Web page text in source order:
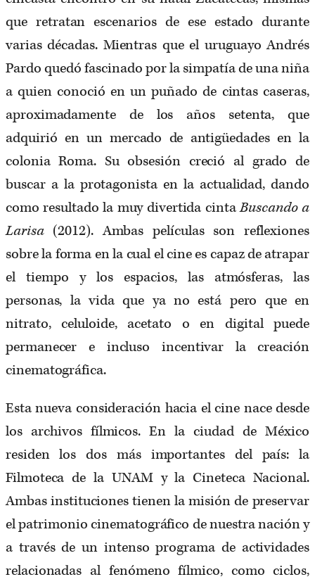
que retratan escenarios de ese estado durante
varias décadas. Mientras que el uruguayo Andrés
Pardo quedó fascinado por la simpatía de una niña
a quien conoció en un puñado de cintas caseras,
aproximadamente de los años setenta, que
adquirió en un mercado de antigüedades en la
colonia Roma. Su obsesión creció al grado de
buscar a la protagonista en la actualidad, dando
como resultado la muy divertida cintaBuscando a
Larisa(2012). Ambas películas son reflexiones
sobre la forma en la cual el cine es capaz de atrapar
el tiempo y los espacios, las atmósferas, las
personas, la vida que ya no está pero que en
nitrato, celuloide, acetato o en digital puede
permanecer e incluso incentivar la creación
cinematográfica.
Esta nueva consideración hacia el cine nace desde
los archivos fílmicos. En la ciudad de México
residen los dos más importantes del país: la
Filmoteca de la UNAM y la Cineteca Nacional.
Ambas instituciones tienen la misión de preservar
el patrimonio cinematográfico de nuestra nación y
a través de un intenso programa de actividades
relacionadas al fenómeno fílmico, como ciclos,